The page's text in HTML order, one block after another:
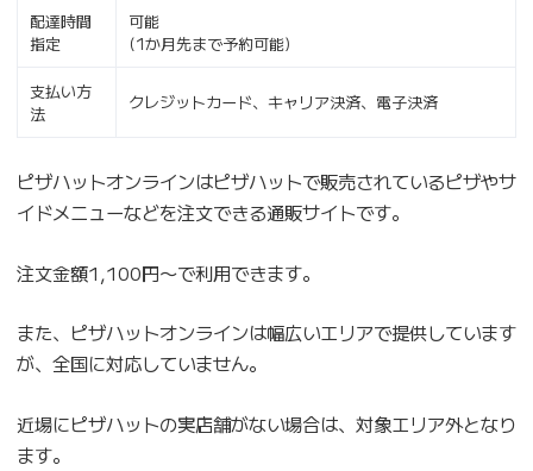
配達時間
指定
可能
(1か月先まで予約可能)
支払い方
法
クレジットカード、キャリア決済、電子決済
ピザハットオンラインはピザハットで販売されているピザやサ
イドメニューなどを注文できる通販サイトです。
注文金額1,100円〜で利用できます。
また、ピザハットオンラインは幅広いエリアで提供しています
が、全国に対応していません。
近場にピザハットの実店舗がない場合は、対象エリア外となり
ます。